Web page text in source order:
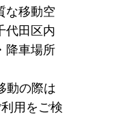
な移動空
代田区内
降車場所
動の際は
用をご検